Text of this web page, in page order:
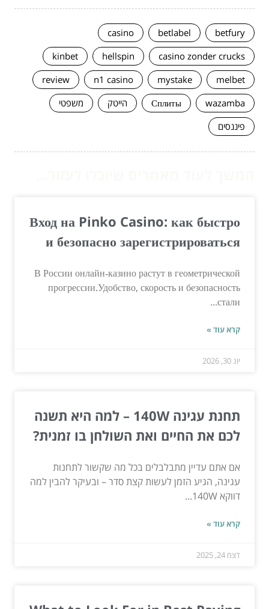
betfury
betlabel
casino
casino zonder crucks
hellspin
kinbet
melbet
mystake
n1 casino
review
wazamba
Сплиты הייטק
משפטי
פיננסים
Вход на Pinko Casino: как быстро
и безопасно зарегистрироваться
В России онлайн‑казино растут в геометрической
прогрессии.Удобство, скорость и безопасность
стали...
קרא עוד »
יונ 30, 2026
תחנת עגינה 140W – למה היא תשנה
לכם את החיים ואת השולחן בו זמנית?
אם אתם עדיין מתבלבלים בכל מה שקשור לתחנות
עגינה, הגיע הזמן לעשות קצת סדר – ובעיקר להבין למה
דווקא 140W...
קרא עוד »
דצמ 24, 2025